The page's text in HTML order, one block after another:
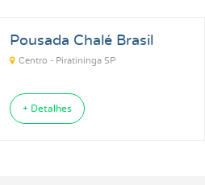
SC
SP
SP
RJ
Pousada Chalé Brasil
Centro - Piratininga SP
+ Detalhes